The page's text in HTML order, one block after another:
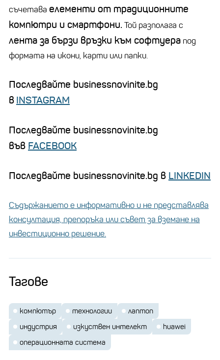
съчетава елементи от традиционните
компютри и смартфони. Той разполага с
лента за бързи връзки към софтуера под
формата на икони, карти или папки.
Последвайте businessnovinite.bg
в INSTAGRAM
Последвайте businessnovinite.bg
във FACEBOOK
Последвайте businessnovinite.bg в LINKEDIN
Съдържанието е информативно и не представлява
консултация, препоръка или съвет за вземане на
инвестиционно решение.
Тагове
компютър технологии
лаптоп
индустрия
изкуствен интелект
huawei
операционната система